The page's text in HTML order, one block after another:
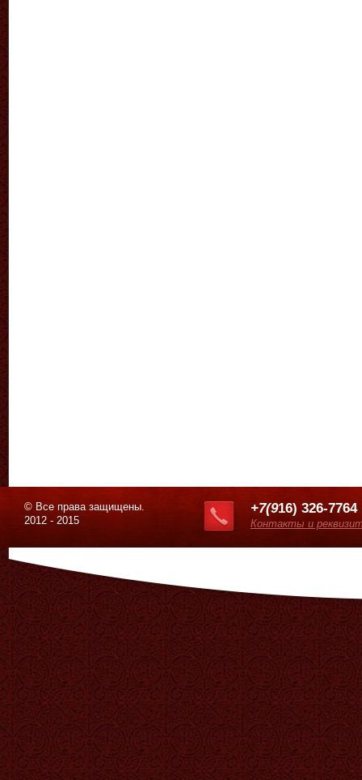
© Все права защищены.
2012 - 2015
+7(916) 326-7764
Контакты и